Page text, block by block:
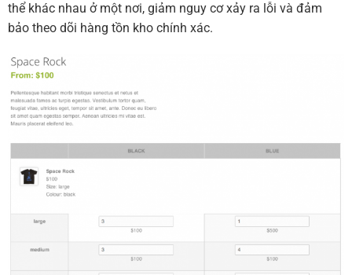
thể khác nhau ở một nơi, giảm nguy cơ xảy ra lỗi và đảm
bảo theo dõi hàng tồn kho chính xác.